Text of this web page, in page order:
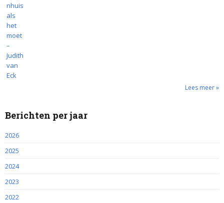
Lees meer »
Berichten per jaar
2026
2025
2024
2023
2022